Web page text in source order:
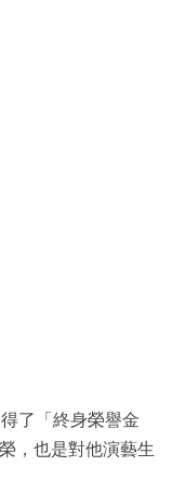
了「終身榮譽金
，也是對他演藝生